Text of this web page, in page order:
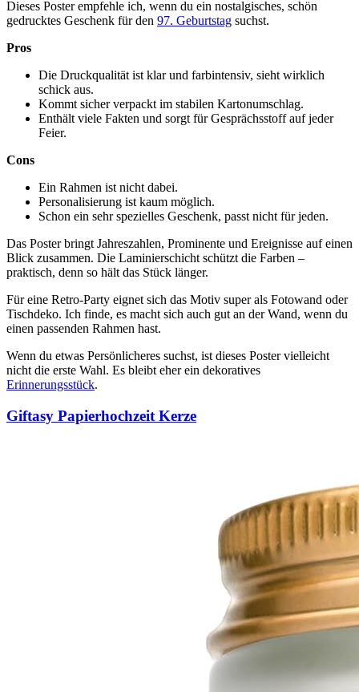
Dieses Poster empfehle ich, wenn du ein nostalgisches, schön
gedrucktes Geschenk für den 97. Geburtstag suchst.
Pros
Die Druckqualität ist klar und farbintensiv, sieht wirklich
schick aus.
Kommt sicher verpackt im stabilen Kartonumschlag.
Enthält viele Fakten und sorgt für Gesprächsstoff auf jeder
Feier.
Cons
Ein Rahmen ist nicht dabei.
Personalisierung ist kaum möglich.
Schon ein sehr spezielles Geschenk, passt nicht für jeden.
Das Poster bringt Jahreszahlen, Prominente und Ereignisse auf einen
Blick zusammen. Die Laminierschicht schützt die Farben –
praktisch, denn so hält das Stück länger.
Für eine Retro-Party eignet sich das Motiv super als Fotowand oder
Tischdeko. Ich finde, es macht sich auch gut an der Wand, wenn du
einen passenden Rahmen hast.
Wenn du etwas Persönlicheres suchst, ist dieses Poster vielleicht
nicht die erste Wahl. Es bleibt eher ein dekoratives
Erinnerungsstück.
Giftasy Papierhochzeit Kerze